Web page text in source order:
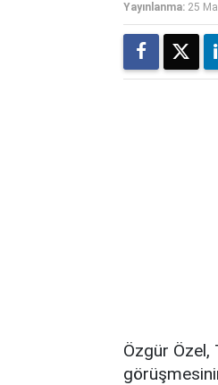
Yayınlanma: 25
Özgür Özel,